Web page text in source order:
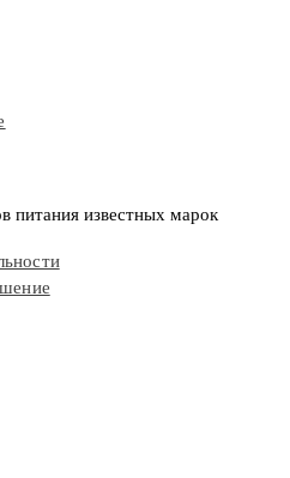
питания известных марок